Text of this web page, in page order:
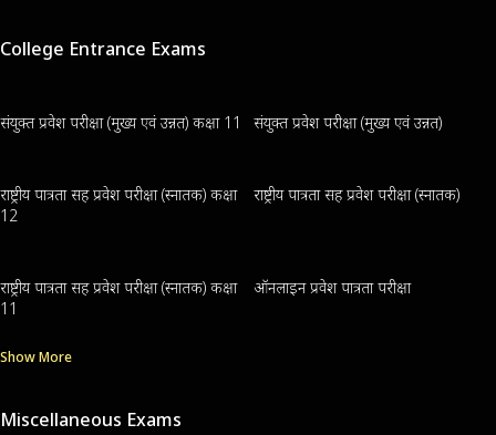
College Entrance Exams
संयुक्त प्रवेश परीक्षा (मुख्य एवं उन्नत) कक्षा 11 संयुक्त प्रवेश परीक्षा (मुख्य एवं उन्नत)
राष्ट्रीय पात्रता सह प्रवेश परीक्षा (स्नातक) कक्षा
12
राष्ट्रीय पात्रता सह प्रवेश परीक्षा (स्नातक)
राष्ट्रीय पात्रता सह प्रवेश परीक्षा (स्नातक) कक्षा
11
ऑनलाइन प्रवेश पात्रता परीक्षा
Show More
Miscellaneous Exams